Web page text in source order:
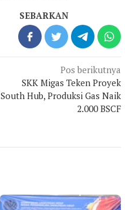
SEBARKAN
Pos berikutnya
SKK Migas Teken Proyek
South Hub, Produksi Gas Naik
2.000 BSCF